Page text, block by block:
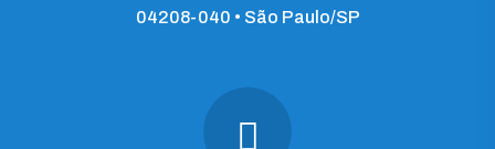
04208-040 • São Paulo/SP